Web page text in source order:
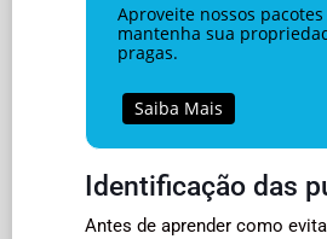
Aproveite nossos
mantenha sua
pragas.
Saiba Mais
Identificação das
Antes de aprender como